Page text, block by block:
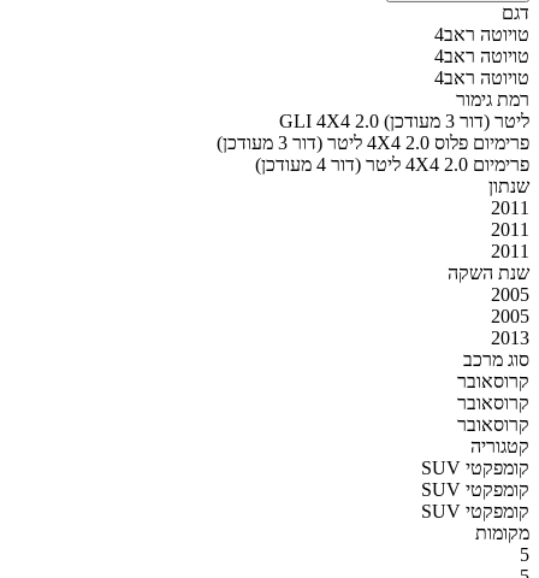
דגם
טויוטה ראב4
טויוטה ראב4
טויוטה ראב4
רמת גימור
GLI 4X4 2.0 ליטר (דור 3 מעודכן)
פרימיום פלוס 4X4 2.0 ליטר (דור 3 מעודכן)
פרימיום 4X4 2.0 ליטר (דור 4 מעודכן)
שנתון
2011
2011
2011
שנת השקה
2005
2005
2013
סוג מרכב
קרוסאובר
קרוסאובר
קרוסאובר
קטגוריה
SUV קומפקטי
SUV קומפקטי
SUV קומפקטי
מקומות
5